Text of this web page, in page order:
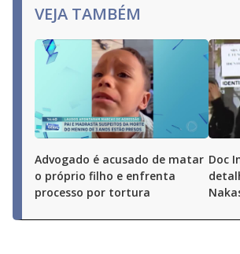
VEJA TAMBÉM
Advogado é acusado de matar
o próprio filho e enfrenta
processo por tortura
Doc